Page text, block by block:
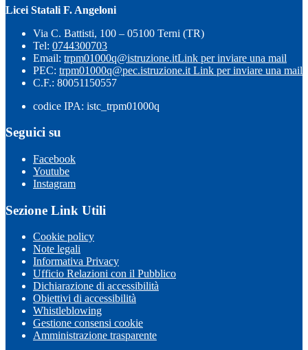
Licei Statali F. Angeloni
Via C. Battisti, 100 – 05100 Terni (TR)
Tel: 0744300703
Email: trpm01000q@istruzione.itLink per inviare una mail
PEC: trpm01000q@pec.istruzione.it Link per inviare una mail
C.F.: 80051150557
codice IPA: istc_trpm01000q
Seguici su
Facebook
Youtube
Instagram
Sezione Link Utili
Cookie policy
Note legali
Informativa Privacy
Ufficio Relazioni con il Pubblico
Dichiarazione di accessibilità
Obiettivi di accessibilità
Whistleblowing
Gestione consensi cookie
Amministrazione trasparente